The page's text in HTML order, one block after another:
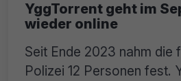
YggTorrent geht im
wieder online
Seit Ende 2023 nahm die
Polizei 12 Personen fest.